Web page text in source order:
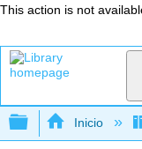
This action is not
Expandir/
Inicio